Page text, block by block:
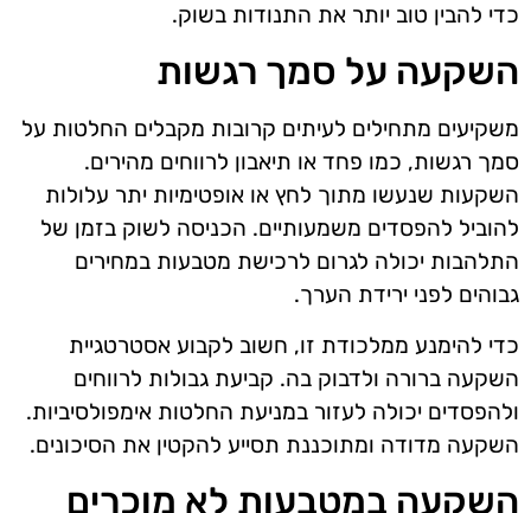
כדי להבין טוב יותר את התנודות בשוק.
השקעה על סמך רגשות
משקיעים מתחילים לעיתים קרובות מקבלים החלטות על
סמך רגשות, כמו פחד או תיאבון לרווחים מהירים.
השקעות שנעשו מתוך לחץ או אופטימיות יתר עלולות
להוביל להפסדים משמעותיים. הכניסה לשוק בזמן של
התלהבות יכולה לגרום לרכישת מטבעות במחירים
גבוהים לפני ירידת הערך.
כדי להימנע ממלכודת זו, חשוב לקבוע אסטרטגיית
השקעה ברורה ולדבוק בה. קביעת גבולות לרווחים
ולהפסדים יכולה לעזור במניעת החלטות אימפולסיביות.
השקעה מדודה ומתוכננת תסייע להקטין את הסיכונים.
השקעה במטבעות לא מוכרים